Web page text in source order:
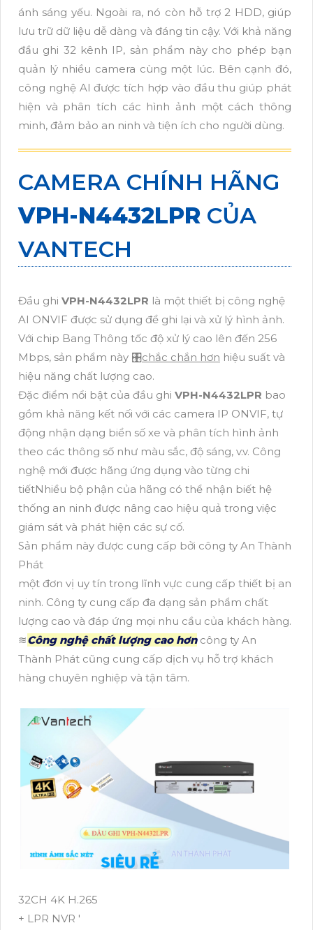
ánh sáng yếu. Ngoài ra, nó còn hỗ trợ 2 HDD, giúp
lưu trữ dữ liệu dễ dàng và đáng tin cậy. Với khả năng
đầu ghi 32 kênh IP, sản phẩm này cho phép bạn
quản lý nhiều camera cùng một lúc. Bên cạnh đó,
công nghệ AI được tích hợp vào đầu thu giúp phát
hiện và phân tích các hình ảnh một cách thông
minh, đảm bảo an ninh và tiện ích cho người dùng.
CAMERA CHÍNH HÃNG
VPH-N4432LPR CỦA
VANTECH
Đầu ghi VPH-N4432LPR là một thiết bị công nghệ
AI ONVIF được sử dụng để ghi lại và xử lý hình ảnh.
Với chip Bang Thông tốc độ xử lý cao lên đến 256
Mbps, sản phẩm này 🎛chắc chắn hơn hiệu suất và
hiệu năng chất lượng cao.
Đặc điểm nổi bật của đầu ghi VPH-N4432LPR bao
gồm khả năng kết nối với các camera IP ONVIF, tự
động nhận dạng biển số xe và phân tích hình ảnh
theo các thông số như màu sắc, độ sáng, v.v. Công
nghệ mới được hãng ứng dụng vào từng chi
tiếtNhiều bộ phận của hãng có thể nhận biết hệ
thống an ninh được nâng cao hiệu quả trong việc
giám sát và phát hiện các sự cố.
Sản phẩm này được cung cấp bởi công ty An Thành
Phát
một đơn vị uy tín trong lĩnh vực cung cấp thiết bị an
ninh. Công ty cung cấp đa dạng sản phẩm chất
lượng cao và đáp ứng mọi nhu cầu của khách hàng.
≋Công nghệ chất lượng cao hơncông ty An
Thành Phát cũng cung cấp dịch vụ hỗ trợ khách
hàng chuyên nghiệp và tận tâm.
32CH 4K H.265
+ LPR NVR '